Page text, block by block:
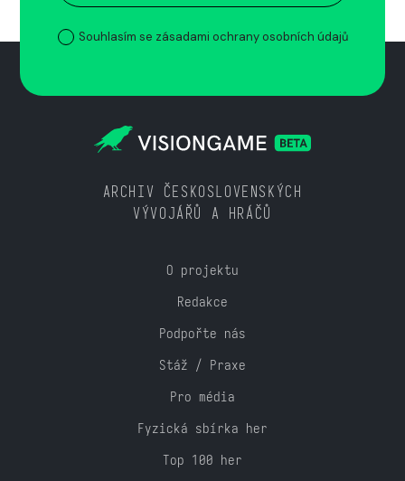
Souhlasím se zásadami ochrany osobních údajů
ARCHIV ČESKOSLOVENSKÝCH
VÝVOJÁŘŮ A HRÁČŮ
O projektu
Redakce
Podpořte nás
Stáž / Praxe
Pro média
Fyzická sbírka her
Top 100 her